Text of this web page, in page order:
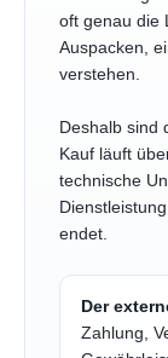
oft genau die
Auspacken,
verstehen.
Deshalb sind
Kauf läuft
technische
endet.
Der
Zahlung,